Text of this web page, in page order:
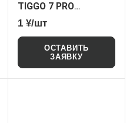
TIGGO 7 PRO
(NoName)
1 ¥/шт
ОСТАВИТЬ
ЗАЯВКУ